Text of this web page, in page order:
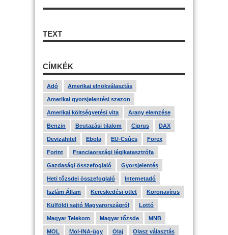
TEXT
CÍMKÉK
Adó Amerikai elnökválasztás
Amerikai gyorsjelentési szezon
Amerikai költségvetési vita Arany elemzése
Benzin Beutazási tilalom Ciprus DAX
Devizahitel Ebola EU-Csúcs Forex
Forint Franciaországi légikatasztrófa
Gazdasági összefoglaló Gyorsjelentés
Heti tőzsdei összefoglaló Internetadó
Iszlám Állam Kereskedési ötlet Koronavírus
Külföldi sajtó Magyarországról Lottó
Magyar Telekom Magyar tőzsde MNB
MOL Mol-INA-ügy Olaj Olasz választás